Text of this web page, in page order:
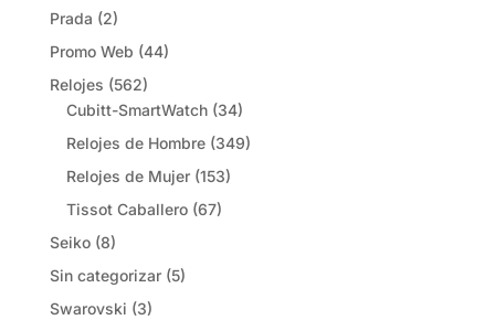
Prada (2)
Promo Web (44)
Relojes (562)
Cubitt-SmartWatch (34)
Relojes de Hombre (349)
Relojes de Mujer (153)
Tissot Caballero (67)
Seiko (8)
Sin categorizar (5)
Swarovski (3)